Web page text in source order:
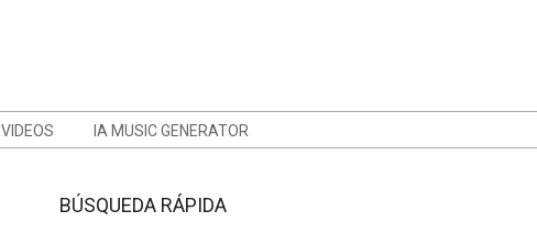
VIDEOS IA MUSIC GENERATOR
BÚSQUEDA RÁPIDA